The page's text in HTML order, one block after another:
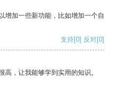
增加一些新功能，比如增加一个自
支持[0] 反对[0]
，让我能够学到实用的知识。